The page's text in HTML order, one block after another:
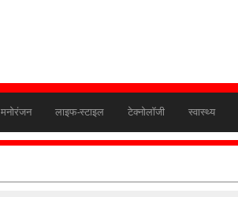
मनोरंजन लाइफ-स्टाइल टेक्नोलॉजी स्वास्थ्य